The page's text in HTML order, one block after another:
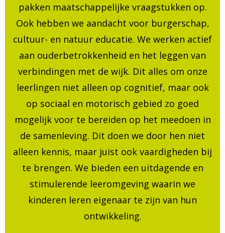
pakken maatschappelijke vraagstukken op.
Ook hebben we aandacht voor burgerschap,
cultuur- en natuur educatie. We werken actief
aan ouderbetrokkenheid en het leggen van
verbindingen met de wijk. Dit alles om onze
leerlingen niet alleen op cognitief, maar ook
op sociaal en motorisch gebied zo goed
mogelijk voor te bereiden op het meedoen in
de samenleving. Dit doen we door hen niet
alleen kennis, maar juist ook vaardigheden bij
te brengen. We bieden een uitdagende en
stimulerende leeromgeving waarin we
kinderen leren eigenaar te zijn van hun
ontwikkeling.